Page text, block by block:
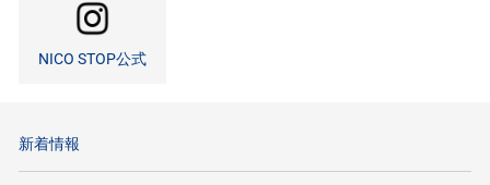
NICO STOP公式
新着情報